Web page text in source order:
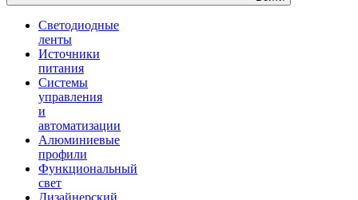
Светодиодные
ленты
Источники
питания
Системы
управления
и
автоматизации
Алюминиевые
профили
Функциональный
свет
Дизайнерский